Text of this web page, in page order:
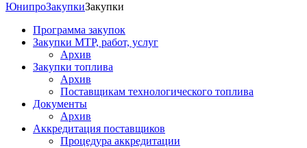
ЮнипроЗакупкиЗакупки
Программа закупок
Закупки МТР, работ, услуг
Архив
Закупки топлива
Архив
Поставщикам технологического топлива
Документы
Архив
Аккредитация поставщиков
Процедура аккредитации